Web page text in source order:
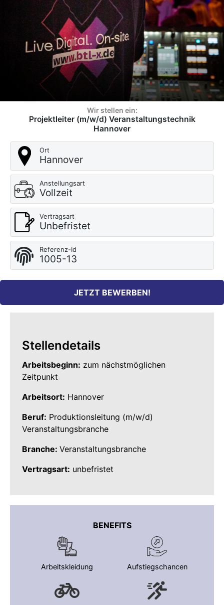
Wir stellen ein:
Projektleiter (m/w/d) Veranstaltungstechnik
Hannover
Ort
Hannover
Anstellungsart
Vollzeit
Vertragsart
Unbefristet
Referenz-Id
1005-13
JETZT BEWERBEN!
Stellendetails
Arbeitsbeginn: zum nächstmöglichen
Zeitpunkt
Arbeitsort: Hannover
Beruf: Produktionsleitung (m/w/d)
Veranstaltungsbranche
Branche: Veranstaltungsbranche
Vertragsart: unbefristet
BENEFITS
Arbeitskleidung Aufstiegschancen